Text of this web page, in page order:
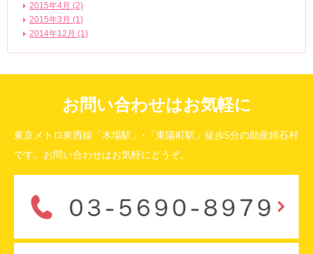
2015年4月 (2)
2015年3月 (1)
2014年12月 (1)
お問い合わせはお気軽に
東京メトロ東西線「木場駅」･「東陽町駅」徒歩5分の助産婦石村
です。お問い合わせはお気軽にどうぞ。